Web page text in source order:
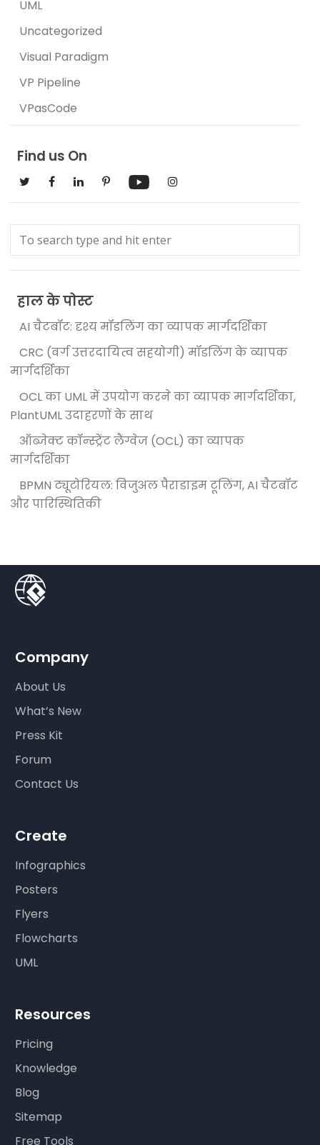
UML
Uncategorized
Visual Paradigm
VP Pipeline
VPasCode
Find us On
हाल के पोस्ट
AI चैटबॉट: दृश्य मॉडलिंग का व्यापक मार्गदर्शिका
CRC (वर्ग उत्तरदायित्व सहयोगी) मॉडलिंग के व्यापक
मार्गदर्शिका
OCL का UML में उपयोग करने का व्यापक मार्गदर्शिका,
PlantUML उदाहरणों के साथ
ऑब्जेक्ट कॉन्स्ट्रेंट लैंग्वेज (OCL) का व्यापक
मार्गदर्शिका
BPMN ट्यूटोरियल: विजुअल पैराडाइम टूलिंग, AI चैटबॉट
और पारिस्थितिकी
Company
About Us
What’s New
Press Kit
Forum
Contact Us
Create
Infographics
Posters
Flyers
Flowcharts
UML
Resources
Pricing
Knowledge
Blog
Sitemap
Free Tools